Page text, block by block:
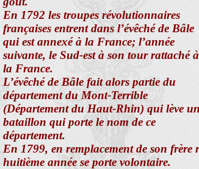
En 1792 les troupes révolutionnaires
françaises entrent dans l’évêché de Bâle
qui est annexé à la France; l’année
suivante, le Sud-est à son tour rattaché à
la France.
L’évêché de Bâle fait alors partie du
département du Mont-Terrible
(Département du Haut-Rhin) qui lève un
bataillon qui porte le nom de ce
département.
En 1799, en remplacement de son
huitième année se porte volontaire.